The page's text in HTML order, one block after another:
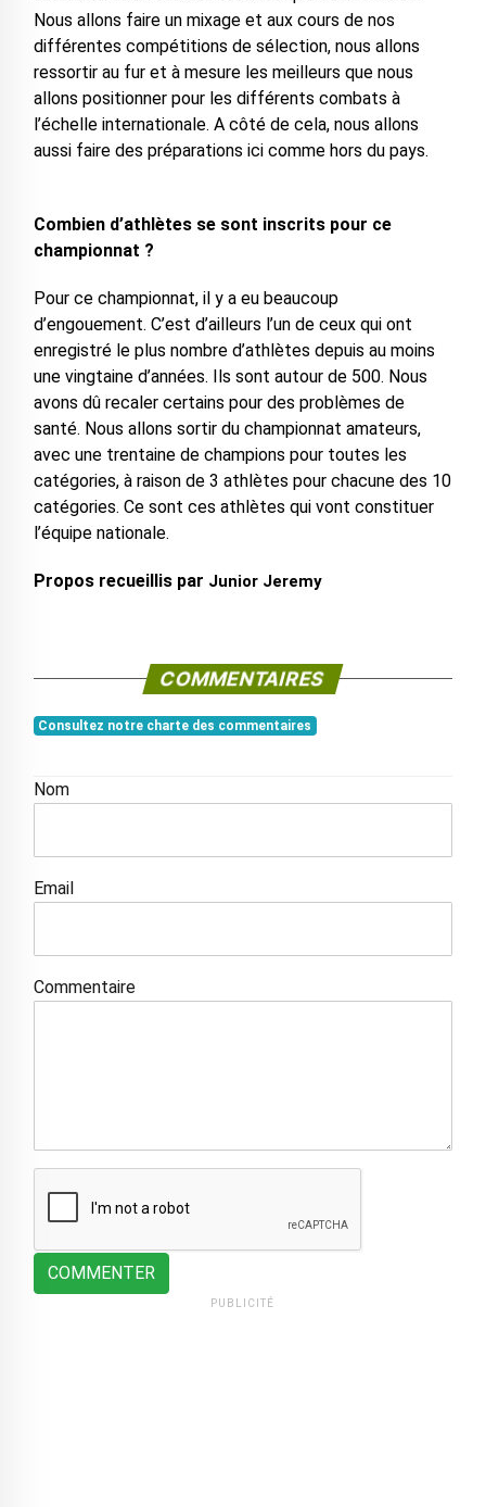
Nous allons faire un mixage et aux cours de nos
différentes compétitions de sélection, nous allons
ressortir au fur et à mesure les meilleurs que nous
allons positionner pour les différents combats à
l’échelle internationale. A côté de cela, nous allons
aussi faire des préparations ici comme hors du pays.
Combien d’athlètes se sont inscrits pour ce
championnat ?
Pour ce championnat, il y a eu beaucoup
d’engouement. C’est d’ailleurs l’un de ceux qui ont
enregistré le plus nombre d’athlètes depuis au moins
une vingtaine d’années. Ils sont autour de 500. Nous
avons dû recaler certains pour des problèmes de
santé. Nous allons sortir du championnat amateurs,
avec une trentaine de champions pour toutes les
catégories, à raison de 3 athlètes pour chacune des 10
catégories. Ce sont ces athlètes qui vont constituer
l’équipe nationale.
Propos recueillis par Junior Jeremy
COMMENTAIRES
Consultez notre charte des commentaires
Nom
Email
Commentaire
COMMENTER
PUBLICITÉ